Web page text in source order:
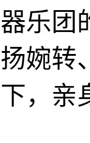
乐团
婉转
，亲